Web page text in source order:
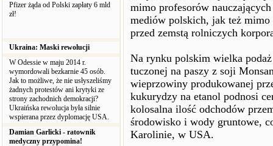
Pfizer żąda od Polski zapłaty 6 mld
zł!
Ukraina: Maski rewolucji
W Odessie w maju 2014 r.
wymordowali bezkarnie 45 osób.
Jak to możliwe, że nie usłyszeliśmy
żadnych protestów ani krytyki ze
strony zachodnich demokracji?
Ukraińska rewolucja była silnie
wspierana przez dyplomację USA.
Damian Garlicki - ratownik
medyczny przypomina!
mimo profesorów
mediów polskich, jak też mimo
przed zemstą rolniczych
Na rynku polskim wielka
tuczonej na paszy z soji
wieprzowiny produkowanej
kukurydzy na etanol podnosi
kolosalna ilość odchodów
środowisko i wody gruntowe,
Karolinie, w USA.